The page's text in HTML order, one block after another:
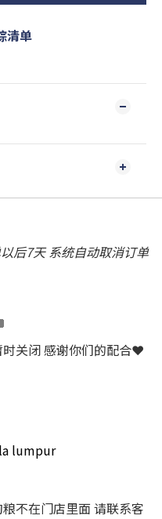
清单
后7天 系统自动取消订单
关闭 感谢你们的配合❤
lumpur
不在门店里面 请联系客